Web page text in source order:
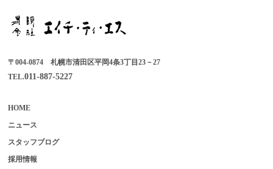
〒004-0874 札幌市清田区平岡4条3丁目23－27
TEL.011-887-5227
HOME
ニュース
スタッフブログ
採用情報